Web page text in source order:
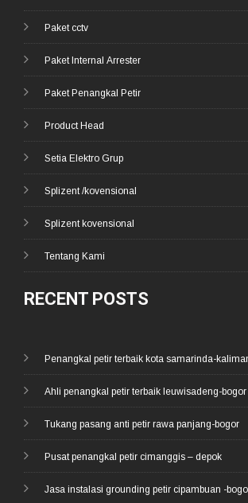
Paket cctv
Paket Internal Arrester
Paket Penangkal Petir
Product Head
Setia Elektro Grup
Splizent /kovensional
Splizent kovensional
Tentang Kami
RECENT POSTS
Penangkal petir terbaik kota samarinda-
Ahli penangkal petir terbaik leuwisadeng-bogor
Tukang pasang anti petir rawa panjang-bogor
Pusat penangkal petir cimanggis – depok
Jasa instalasi grounding petir cipambuan -